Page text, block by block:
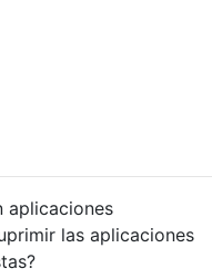
aplicaciones
las aplicaciones